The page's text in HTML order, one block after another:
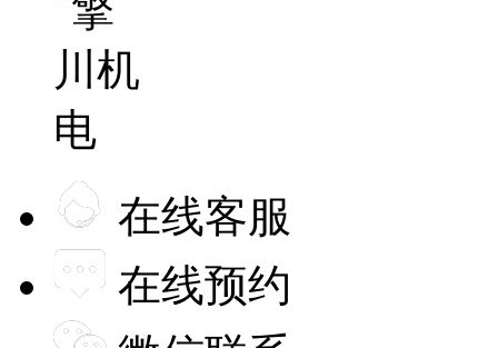
在线客服
在线预约